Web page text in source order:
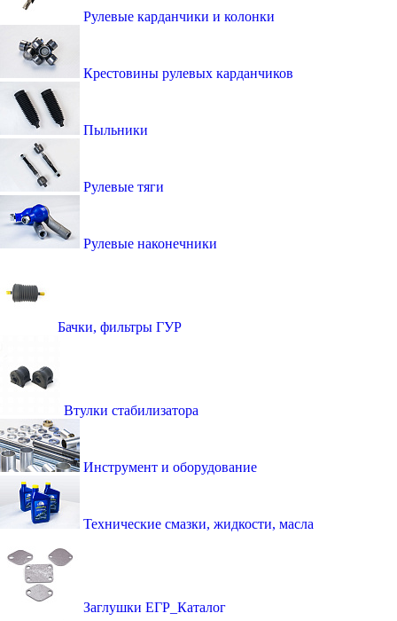
Рулевые карданчики и колонки
Крестовины рулевых карданчиков
Пыльники
Рулевые тяги
Рулевые наконечники
Бачки, фильтры ГУР
Втулки стабилизатора
Инструмент и оборудование
Технические смазки, жидкости, масла
Заглушки ЕГР_Каталог